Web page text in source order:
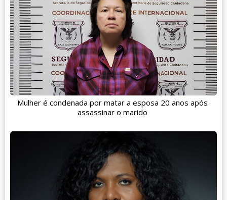
Mulher é condenada por matar a esposa 20 anos após
assassinar o marido